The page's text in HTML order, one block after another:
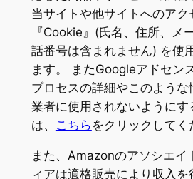
当サイトや他サイトへのアク
『Cookie』(氏名、住所、メ
話番号は含まれません) を使
ます。 またGoogleアドセン
プロセスの詳細やこのよう
業者に使用されないようにす
は、
こちら をクリックしてく
また、Amazonのアソシエイ
ィアは適格販売により収入を